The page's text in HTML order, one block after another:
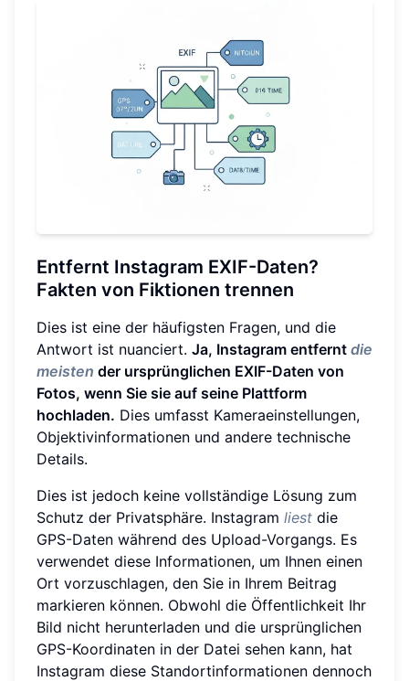
Entfernt Instagram EXIF-Daten?
Fakten von Fiktionen trennen
Dies ist eine der häufigsten Fragen, und die
Antwort ist nuanciert. Ja, Instagram entfernt die
meisten der ursprünglichen EXIF-Daten von
Fotos, wenn Sie sie auf seine Plattform
hochladen. Dies umfasst Kameraeinstellungen,
Objektivinformationen und andere technische
Details.
Dies ist jedoch keine vollständige Lösung zum
Schutz der Privatsphäre. Instagram liest die
GPS-Daten während des Upload-Vorgangs. Es
verwendet diese Informationen, um Ihnen einen
Ort vorzuschlagen, den Sie in Ihrem Beitrag
markieren können. Obwohl die Öffentlichkeit Ihr
Bild nicht herunterladen und die ursprünglichen
GPS-Koordinaten in der Datei sehen kann, hat
Instagram diese Standortinformationen dennoch